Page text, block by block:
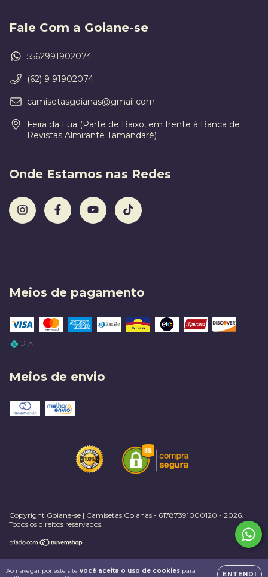
Ao navegar por este site você aceita o uso de cookies para
ENTENDI
Fale Com a Goiane-se
5562991902074
(62) 9 91902074
camisetasgoianas@gmail.com
Feira da Lua (Parte de Baixo, em frente à Banca de
Revistas Almirante Tamandaré)
Onde Estamos nas Redes
Meios de pagamento
Meios de envio
Copyright Goiane-se | Camisetas Goianas - 61787391000120 - 2026.
Todos os direitos reservados.